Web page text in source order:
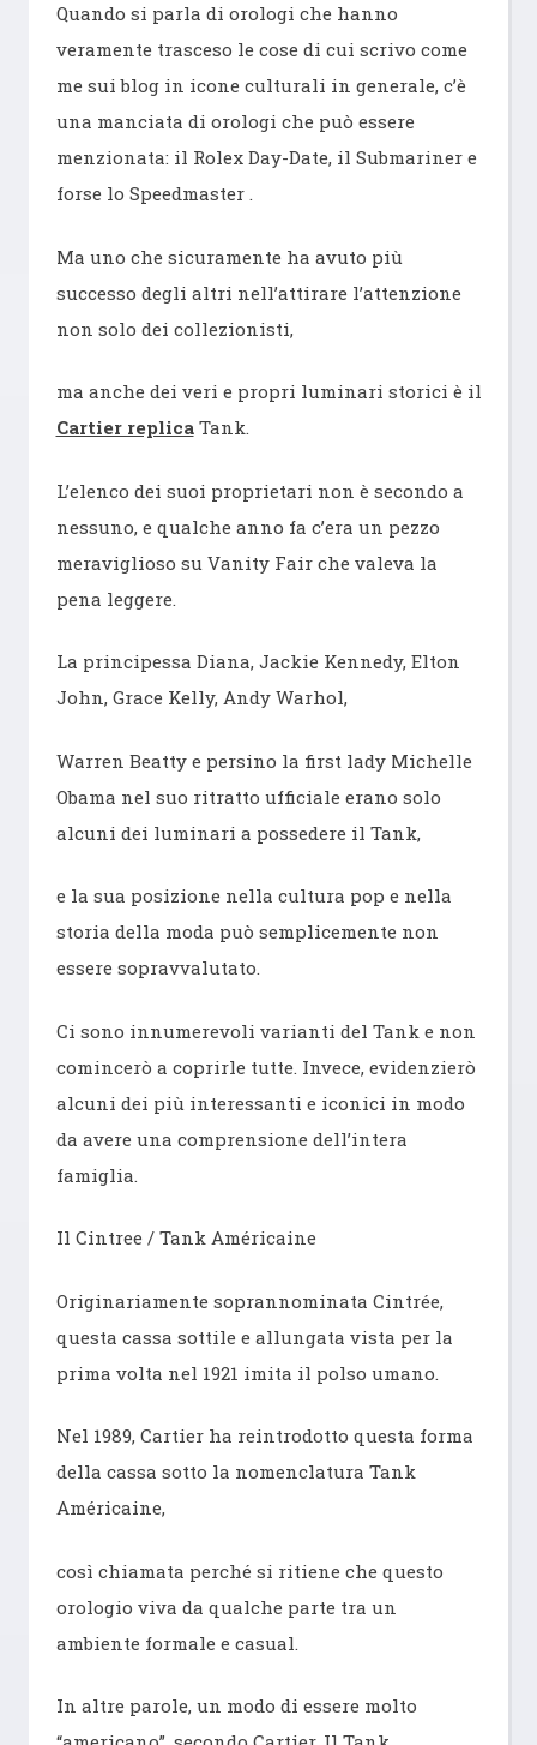
Quando si parla di orologi che hanno
veramente trasceso le cose di cui scrivo come
me sui blog in icone culturali in generale, c’è
una manciata di orologi che può essere
menzionata: il Rolex Day-Date, il Submariner e
forse lo Speedmaster .
Ma uno che sicuramente ha avuto più
successo degli altri nell’attirare l’attenzione
non solo dei collezionisti,
ma anche dei veri e propri luminari storici è il
Cartier replicaTank.
L’elenco dei suoi proprietari non è secondo a
nessuno, e qualche anno fa c’era un pezzo
meraviglioso su Vanity Fair che valeva la
pena leggere.
La principessa Diana, Jackie Kennedy, Elton
John, Grace Kelly, Andy Warhol,
Warren Beatty e persino la first lady Michelle
Obama nel suo ritratto ufficiale erano solo
alcuni dei luminari a possedere il Tank,
e la sua posizione nella cultura pop e nella
storia della moda può semplicemente non
essere sopravvalutato.
Ci sono innumerevoli varianti del Tank e non
comincerò a coprirle tutte. Invece, evidenzierò
alcuni dei più interessanti e iconici in modo
da avere una comprensione dell’intera
famiglia.
Il Cintree / Tank Américaine
Originariamente soprannominata Cintrée,
questa cassa sottile e allungata vista per la
prima volta nel 1921 imita il polso umano.
Nel 1989, Cartier ha reintrodotto questa forma
della cassa sotto la nomenclatura Tank
Américaine,
così chiamata perché si ritiene che questo
orologio viva da qualche parte tra un
ambiente formale e casual.
In altre parole, un modo di essere molto